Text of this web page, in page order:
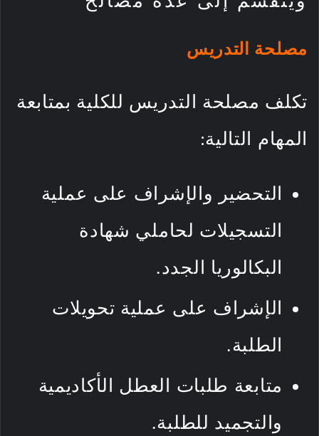
مصلحة التدريس
تكلف مصلحة التدريس للكلية بمتابعة
المهام التالية:
التحضير والإشراف على عملية
التسجيلات لحاملي شهادة
البكالوريا الجدد.
الإشراف على عملية تحويلات
الطلبة.
متابعة طلبات العطل الأكاديمية
والتجميد للطلبة.